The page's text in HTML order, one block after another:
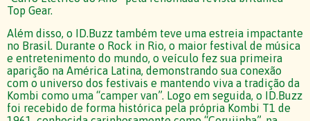
Top Gear.
Além disso, o ID.Buzz também teve uma estreia impactante
no Brasil. Durante o Rock in Rio, o maior festival de música
e entretenimento do mundo, o veículo fez sua primeira
aparição na América Latina, demonstrando sua conexão
com o universo dos festivais e mantendo viva a tradição da
Kombi como uma “camper van”. Logo em seguida, o ID.Buzz
foi recebido de forma histórica pela própria Kombi T1 de